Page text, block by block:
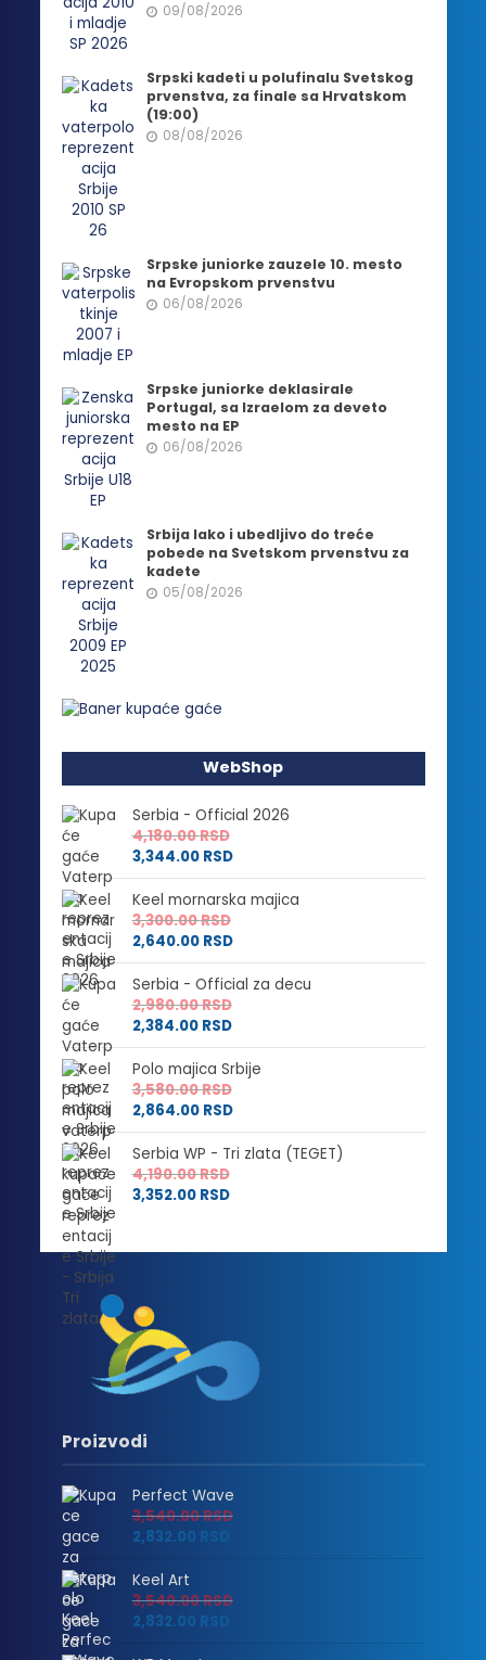
09/08/2026
Srpski kadeti u polufinalu Svetskog
prvenstva, za finale sa Hrvatskom
(19:00)
08/08/2026
Srpske juniorke zauzele 10. mesto
na Evropskom prvenstvu
06/08/2026
Srpske juniorke deklasirale
Portugal, sa Izraelom za deveto
mesto na EP
06/08/2026
Srbija lako i ubedljivo do treće
pobede na Svetskom prvenstvu za
kadete
05/08/2026
WebShop
Serbia - Official 2026
4,180.00RSD
3,344.00 RSD
Keel mornarska majica
3,300.00RSD
2,640.00 RSD
Serbia - Official za decu
2,980.00RSD
2,384.00 RSD
Polo majica Srbije
3,580.00RSD
2,864.00 RSD
Serbia WP - Tri zlata (TEGET)
4,190.00RSD
3,352.00 RSD
Proizvodi
Perfect Wave
3,540.00RSD
2,832.00 RSD
Keel Art
3,540.00RSD
2,832.00 RSD